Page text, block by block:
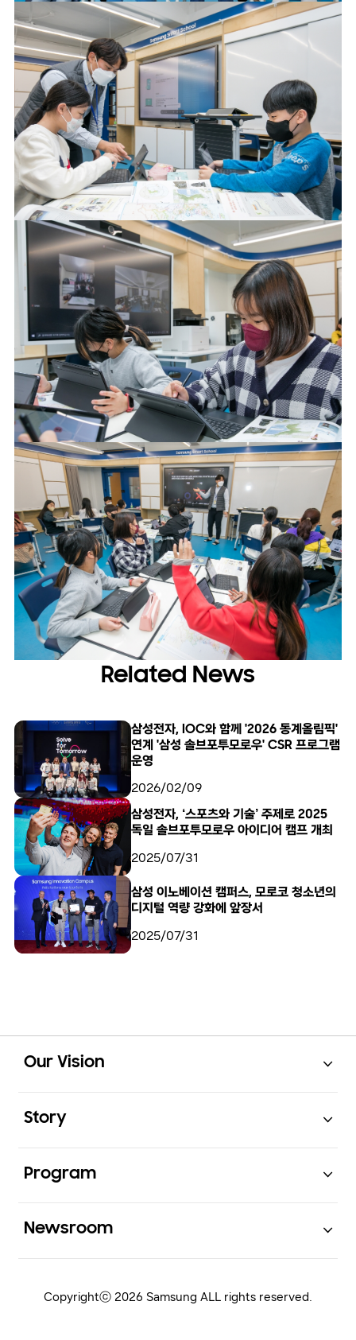
Related News
삼성전자, IOC와 함께 '2026 동계올림픽'
연계 '삼성 솔브포투모로우' CSR 프로그램
운영
2026/02/09
삼성전자, ‘스포츠와 기술’ 주제로 2025
독일 솔브포투모로우 아이디어 캠프 개최
2025/07/31
삼성 이노베이션 캠퍼스, 모로코 청소년의
디지털 역량 강화에 앞장서
2025/07/31
Our Vision
Story
Program
Newsroom
Copyrightⓒ 2026 Samsung ALL rights reserved.